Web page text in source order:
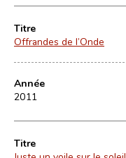
Titre
Offrandes de l’Onde
Année
2011
Titre